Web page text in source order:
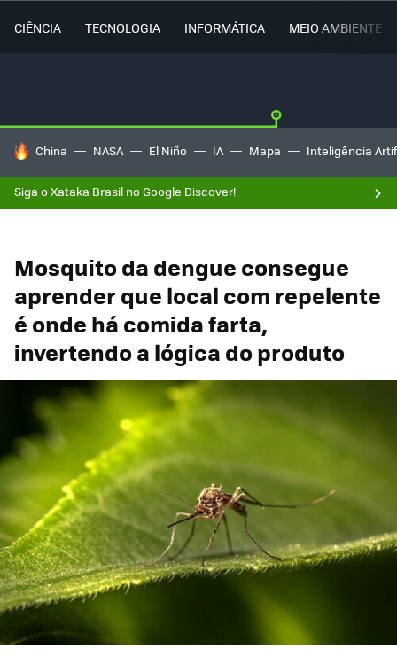
CIÊNCIA TECNOLOGIA INFORMÁTICA MEIO AMBIENTE
TENDÊNCIAS DO DIA
China NASA El Niño IA Mapa Inteligência
Siga o Xataka Brasil no Google Discover!
Mosquito da dengue consegue
aprender que local com repelente
é onde há comida farta,
invertendo a lógica do produto